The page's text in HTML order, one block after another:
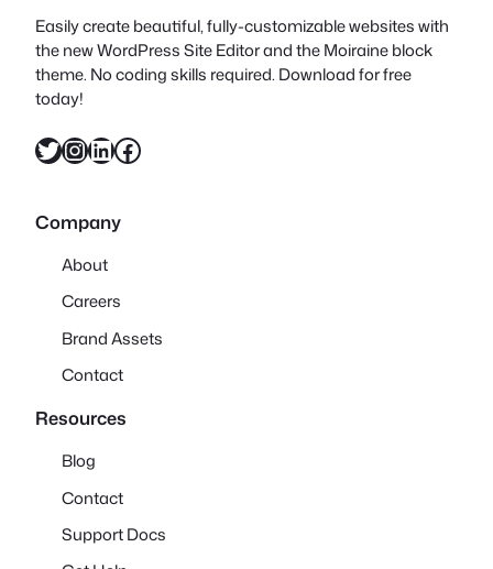
Easily create beautiful, fully-customizable websites with
the new WordPress Site Editor and the Moiraine block
theme. No coding skills required. Download for free
today!
X InstagramLinkedIn Facebook
Company
About
Careers
Brand Assets
Contact
Resources
Blog
Contact
Support Docs